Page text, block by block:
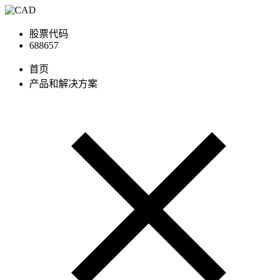
股票代码
688657
首页
产品和解决方案